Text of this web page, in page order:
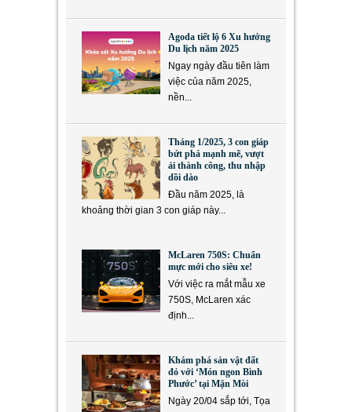
Agoda tiết lộ 6 Xu hướng
Du lịch năm 2025
Ngay ngày đầu tiên làm
việc của năm 2025,
nền...
Tháng 1/2025, 3 con giáp
bứt phá mạnh mẽ, vượt
ải thành công, thu nhập
dồi dào
Đầu năm 2025, là
khoảng thời gian 3 con giáp này...
McLaren 750S: Chuẩn
mực mới cho siêu xe!
Với việc ra mắt mẫu xe
750S, McLaren xác
định...
Khám phá sản vật đất
đỏ với ‘Món ngon Bình
Phước’ tại Mặn Mòi
Ngày 20/04 sắp tới, Tọa